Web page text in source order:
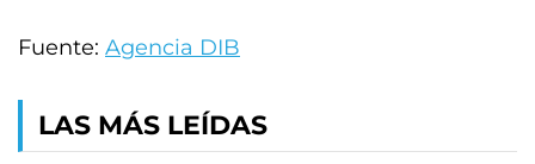
Fuente: Agencia DIB
LAS MÁS LEÍDAS